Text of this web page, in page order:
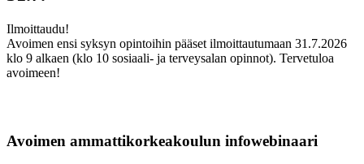
Ilmoittaudu!
Avoimen ensi syksyn opintoihin pääset ilmoittautumaan 31.7.2026
klo 9 alkaen (klo 10 sosiaali- ja terveysalan opinnot). Tervetuloa
avoimeen!
Avoimen ammattikorkeakoulun infowebinaari